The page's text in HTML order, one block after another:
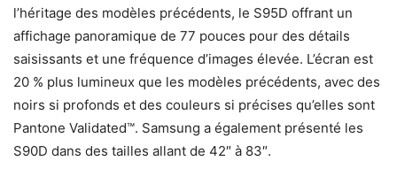
l’héritage des modèles précédents, le S95D offrant un
affichage panoramique de 77 pouces pour des détails
saisissants et une fréquence d’images élevée. L’écran est
20 % plus lumineux que les modèles précédents, avec des
noirs si profonds et des couleurs si précises qu’elles sont
Pantone Validated™. Samsung a également présenté les
S90D dans des tailles allant de 42″ à 83″.